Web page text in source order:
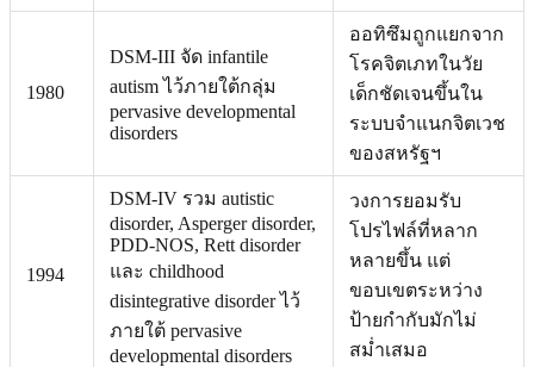
1980
DSM-III จัด infantile
autism ไว้ภายใต้กลุ่ม
pervasive developmental
disorders
ออทิซึมถูกแยกจาก
โรคจิตเภทในวัย
เด็กชัดเจนขึ้นใน
ระบบจำแนกจิตเวช
ของสหรัฐฯ
1994
DSM-IV รวม autistic
disorder, Asperger disorder,
PDD-NOS, Rett disorder
และ childhood
disintegrative disorder ไว้
ภายใต้ pervasive
developmental disorders
วงการยอมรับ
โปรไฟล์ที่หลาก
หลายขึ้น แต่
ขอบเขตระหว่าง
ป้ายกำกับมักไม่
สม่ำเสมอ